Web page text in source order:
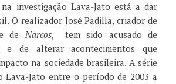
investigação Lava-Jato está a dar
O realizador José Padilla, criador de
deNarcos, tem sido acusado de
e de alterar acontecimentos que
na sociedade brasileira. A série
Lava-Jato entre o período de 2003 a